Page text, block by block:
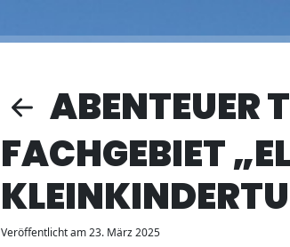
ABENTEUER
FACHGEBIET
Veröffentlicht am 23. März 2025